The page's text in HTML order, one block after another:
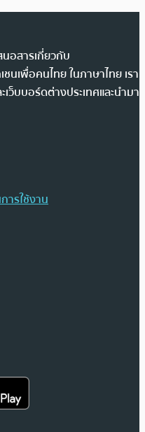
อสารเกี่ยวกับ
นเพื่อคนไทย ในภาษาไทย เรา
ว็บบอร์ดต่างประเทศและนำมา
ารใช้งาน